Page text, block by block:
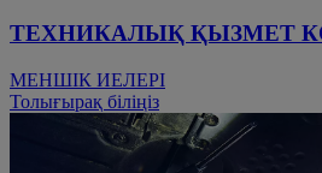
ТЕХНИКАЛЫҚ ҚЫЗМЕТ
МЕНШІК ИЕЛЕРІ
Толығырақ біліңіз